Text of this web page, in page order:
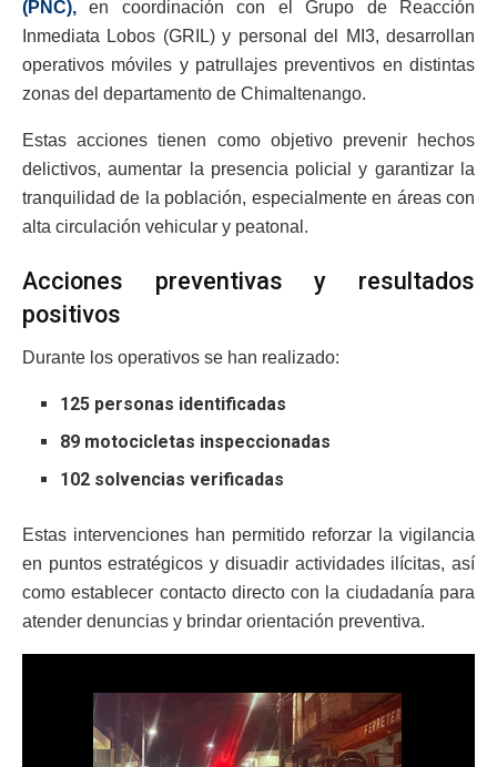
(PNC), en coordinación con el Grupo de Reacción
Inmediata Lobos (GRIL) y personal del MI3, desarrollan
operativos móviles y patrullajes preventivos en distintas
zonas del departamento de Chimaltenango.
Estas acciones tienen como objetivo prevenir hechos
delictivos, aumentar la presencia policial y garantizar la
tranquilidad de la población, especialmente en áreas con
alta circulación vehicular y peatonal.
Acciones preventivas y resultados
positivos
Durante los operativos se han realizado:
125 personas identificadas
89 motocicletas inspeccionadas
102 solvencias verificadas
Estas intervenciones han permitido reforzar la vigilancia
en puntos estratégicos y disuadir actividades ilícitas, así
como establecer contacto directo con la ciudadanía para
atender denuncias y brindar orientación preventiva.